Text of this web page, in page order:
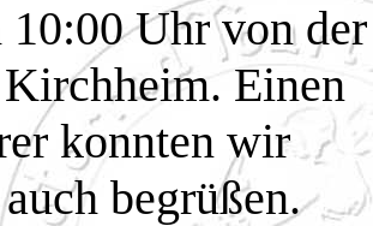
10:00 Uhr von der
Einen
konnten wir
begrüßen.